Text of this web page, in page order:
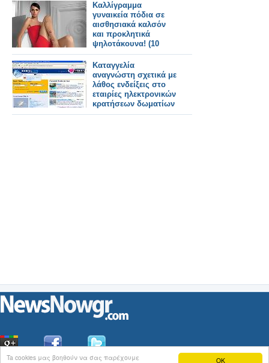
OK
Ta cookies μας βοηθούν να σας παρέχουμε
Καλλίγραμμα
γυναικεία πόδια σε
αισθησιακά καλσόν
και προκλητικά
ψηλοτάκουνα! (10
photos)
Καταγγελία
αναγνώστη σχετικά με
λάθος ενδείξεις στο
εταιρίες ηλεκτρονικών
κρατήσεων δωματίων